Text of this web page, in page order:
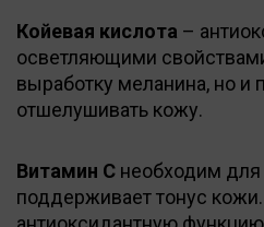
Койевая кислота –
осветляющими
выработку меланина, но и
отшелушивать кожу.
Витамин С необходим для
поддерживает тонус